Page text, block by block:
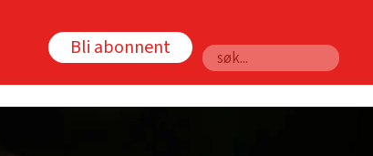
Bli abonnent
Søk